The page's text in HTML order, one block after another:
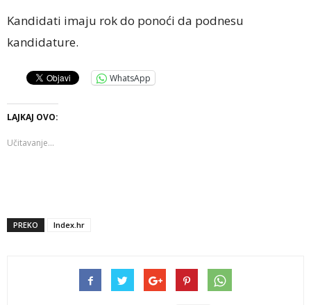
Kandidati imaju rok do ponoći da podnesu
kandidature.
WhatsApp
LAJKAJ OVO:
Učitavanje...
PREKO Index.hr